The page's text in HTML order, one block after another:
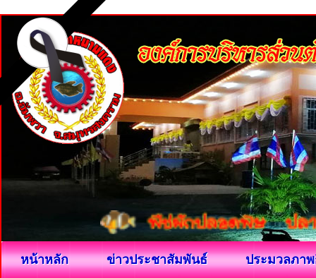
หน้าหลัก ข่าวประชาสัมพันธ์ ประมวลภา